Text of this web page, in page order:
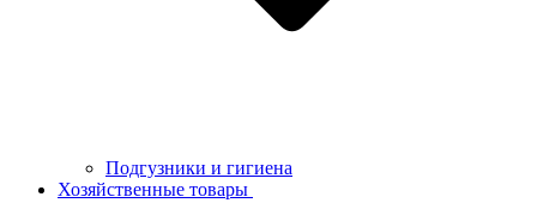
Подгузники и гигиена
Хозяйственные товары